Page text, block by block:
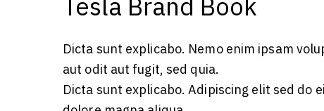
Dicta sunt explicabo. Nemo enim ipsam
aut odit aut fugit, sed quia.
Dicta sunt explicabo. Adipiscing elit sed do